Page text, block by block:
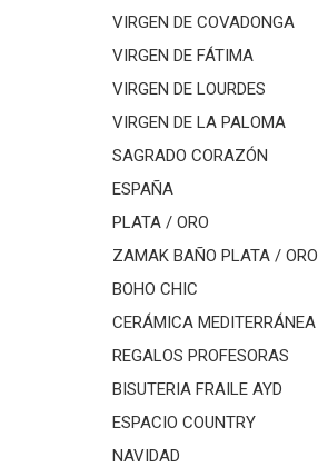
VIRGEN DE COVADONGA
VIRGEN DE FÁTIMA
VIRGEN DE LOURDES
VIRGEN DE LA PALOMA
SAGRADO CORAZÓN
ESPAÑA
PLATA / ORO
ZAMAK BAÑO PLATA / ORO
BOHO CHIC
CERÁMICA MEDITERRÁNEA
REGALOS PROFESORAS
BISUTERIA FRAILE AYD
ESPACIO COUNTRY
NAVIDAD